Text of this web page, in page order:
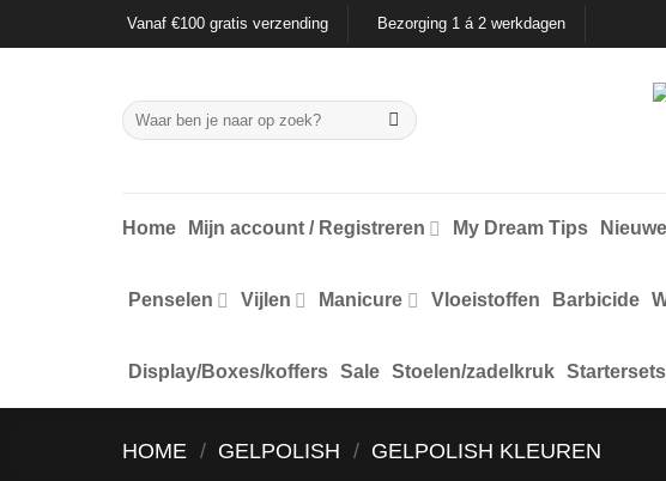
naar
Vanaf €100 gratis verzending Bezorging 1 á 2 werkdagen
Zoeken
naar:
Home Mijn account / Registreren My Dream Tips
Penselen Vijlen Manicure Vloeistoffen Barbicide
Display/Boxes/koffers Sale Stoelen/zadelkruk Startersets
HOME / GELPOLISH / GELPOLISH KLEUREN